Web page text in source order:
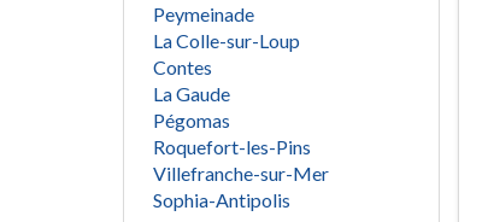
Peymeinade
La Colle-sur-Loup
Contes
La Gaude
Pégomas
Roquefort-les-Pins
Villefranche-sur-Mer
Sophia-Antipolis